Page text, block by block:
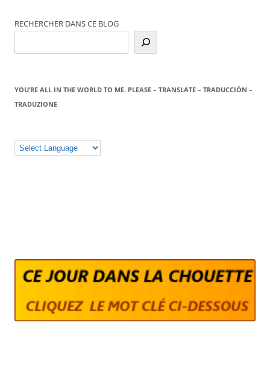
articles
RECHERCHER DANS CE BLOG
YOU’RE ALL IN THE WORLD TO ME. PLEASE – TRANSLATE – TRADUCCIÓN –
TRADUZIONE